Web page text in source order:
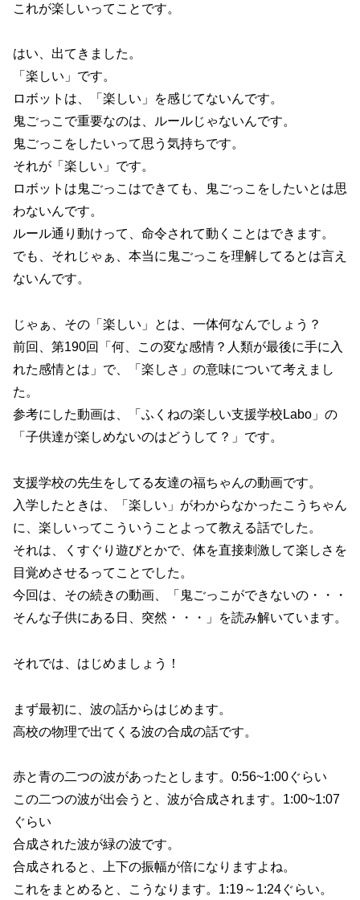
これが楽しいってことです。
はい、出てきました。
「楽しい」です。
ロボットは、「楽しい」を感じてないんです。
鬼ごっこで重要なのは、ルールじゃないんです。
鬼ごっこをしたいって思う気持ちです。
それが「楽しい」です。
ロボットは鬼ごっこはできても、鬼ごっこをしたいとは思
わないんです。
ルール通り動けって、命令されて動くことはできます。
でも、それじゃぁ、本当に鬼ごっこを理解してるとは言え
ないんです。
じゃぁ、その「楽しい」とは、一体何なんでしょう？
前回、第190回「何、この変な感情？人類が最後に手に入
れた感情とは」で、「楽しさ」の意味について考えまし
た。
参考にした動画は、「ふくねの楽しい支援学校Labo」の
「子供達が楽しめないのはどうして？」です。
支援学校の先生をしてる友達の福ちゃんの動画です。
入学したときは、「楽しい」がわからなかったこうちゃん
に、楽しいってこういうことよって教える話でした。
それは、くすぐり遊びとかで、体を直接刺激して楽しさを
目覚めさせるってことでした。
今回は、その続きの動画、「鬼ごっこができないの・・・
そんな子供にある日、突然・・・」を読み解いています。
それでは、はじめましょう！
まず最初に、波の話からはじめます。
高校の物理で出てくる波の合成の話です。
赤と青の二つの波があったとします。0:56~1:00ぐらい
この二つの波が出会うと、波が合成されます。1:00~1:07
ぐらい
合成された波が緑の波です。
合成されると、上下の振幅が倍になりますよね。
これをまとめると、こうなります。1:19～1:24ぐらい。